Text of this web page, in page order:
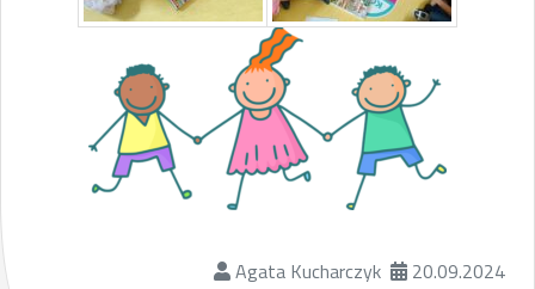
Agata Kucharczyk 20.09.2024